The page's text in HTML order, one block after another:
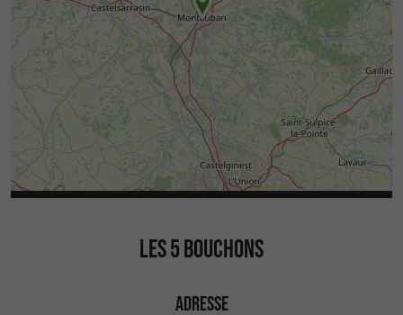
LES 5 BOUCHONS
ADRESSE